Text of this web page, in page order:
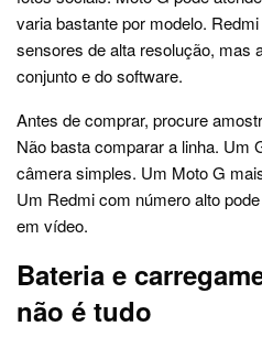
varia bastante por modelo.
sensores de alta resolução, mas
conjunto e do software.
Antes de comprar, procure
Não basta comparar a linha. Um
câmera simples. Um Moto G
Um Redmi com número alto
em vídeo.
Bateria e
não é tudo